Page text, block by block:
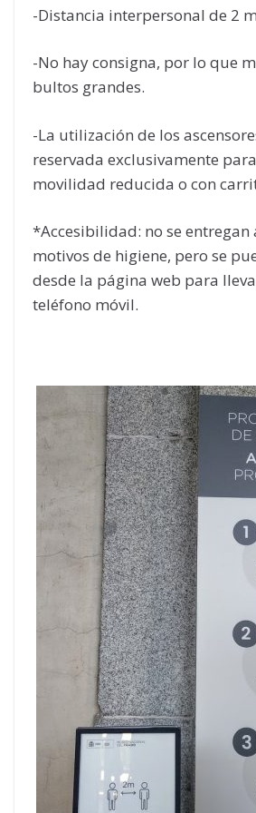
-Distancia interpersonal de 2
-No hay consigna, por lo que
bultos grandes.
-La utilización de los
reservada exclusivamente
movilidad reducida o con
*Accesibilidad: no se
motivos de higiene, pero se
desde la página web para
teléfono móvil.